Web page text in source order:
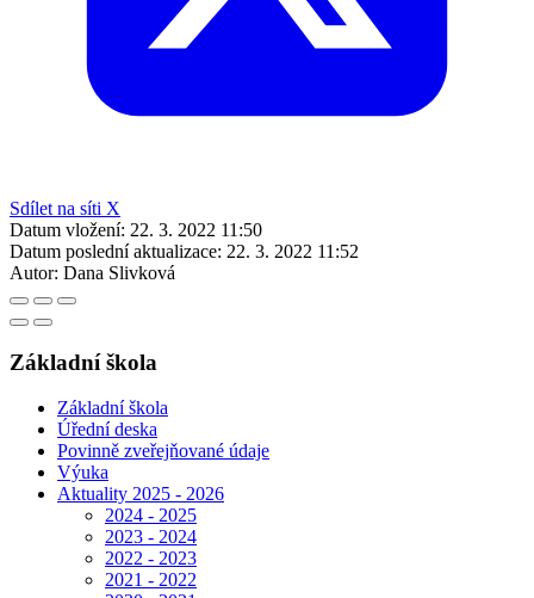
Sdílet na síti X
Datum vložení: 22. 3. 2022 11:50
Datum poslední aktualizace: 22. 3. 2022 11:52
Autor: Dana Slivková
Základní škola
Základní škola
Úřední deska
Povinně zveřejňované údaje
Výuka
Aktuality 2025 - 2026
2024 - 2025
2023 - 2024
2022 - 2023
2021 - 2022